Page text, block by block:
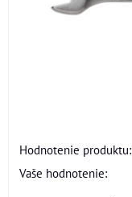
Hodnotenie produktu:
Vaše hodnotenie: